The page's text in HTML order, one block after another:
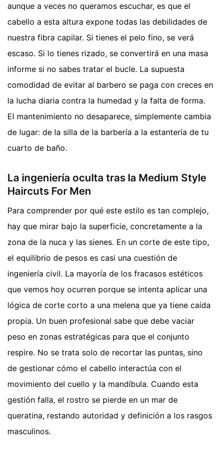
aunque a veces no queramos escuchar, es que el
cabello a esta altura expone todas las debilidades de
nuestra fibra capilar. Si tienes el pelo fino, se verá
escaso. Si lo tienes rizado, se convertirá en una masa
informe si no sabes tratar el bucle. La supuesta
comodidad de evitar al barbero se paga con creces en
la lucha diaria contra la humedad y la falta de forma.
El mantenimiento no desaparece, simplemente cambia
de lugar: de la silla de la barbería a la estantería de tu
cuarto de baño.
La ingeniería oculta tras la Medium Style
Haircuts For Men
Para comprender por qué este estilo es tan complejo,
hay que mirar bajo la superficie, concretamente a la
zona de la nuca y las sienes. En un corte de este tipo,
el equilibrio de pesos es casi una cuestión de
ingeniería civil. La mayoría de los fracasos estéticos
que vemos hoy ocurren porque se intenta aplicar una
lógica de corte corto a una melena que ya tiene caída
propia. Un buen profesional sabe que debe vaciar
peso en zonas estratégicas para que el conjunto
respire. No se trata solo de recortar las puntas, sino
de gestionar cómo el cabello interactúa con el
movimiento del cuello y la mandíbula. Cuando esta
gestión falla, el rostro se pierde en un mar de
queratina, restando autoridad y definición a los rasgos
masculinos.